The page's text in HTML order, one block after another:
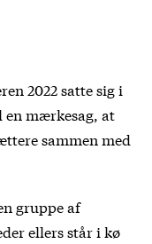
2022 satte sig i
mærkesag, at
sammen med
gruppe af
ellers står i kø